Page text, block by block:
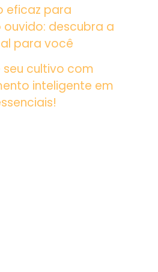
eficaz para
ouvido: descubra a
para você
seu cultivo com
inteligente em